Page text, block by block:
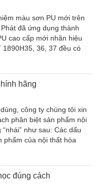
màu sơn PU mới trên
đã ứng dụng thành
cao cấp mới nhãn hiệu
36, 37 đều có
hãng
công ty chúng tôi xin
phân biệt sản phẩm nội
như sau: Các dấu
phẩm của nội thất hòa
đúng cách